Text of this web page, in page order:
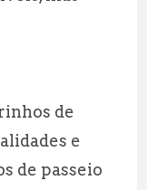
de
e
de passeio